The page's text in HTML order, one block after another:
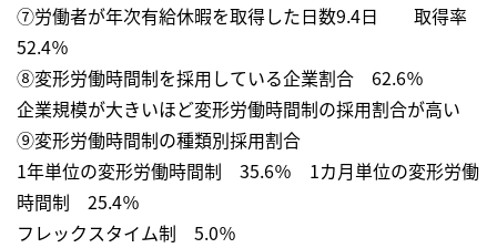
⑦労働者が年次有給休暇を取得した日数9.4日 取得率
52.4％
⑧変形労働時間制を採用している企業割合 62.6％
企業規模が大きいほど変形労働時間制の採用割合が高い
⑨変形労働時間制の種類別採用割合
1年単位の変形労働時間制 35.6％ 1カ月単位の変形労働
時間制 25.4％
フレックスタイム制 5.0％